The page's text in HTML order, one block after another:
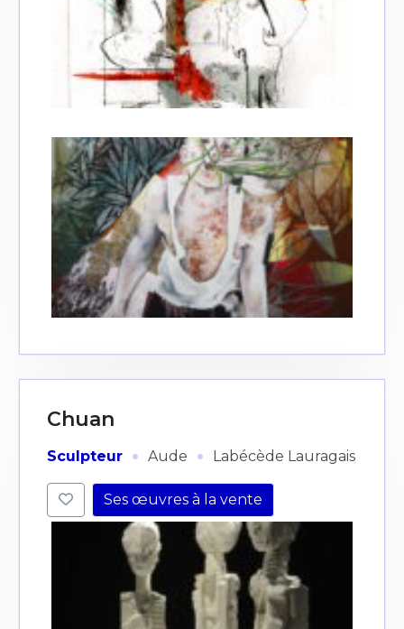
Chuan
Sculpteur · Aude · Labécède Lauragais
Ses œuvres à la vente